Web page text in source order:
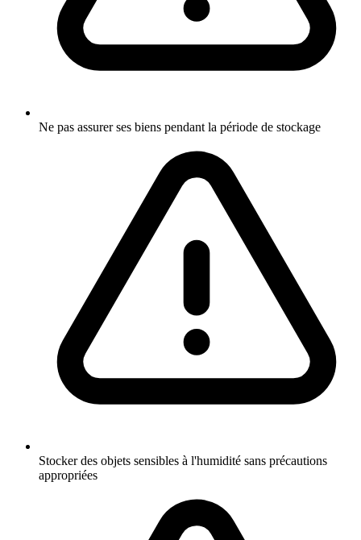
Ne pas assurer ses biens pendant la période de stockage
Stocker des objets sensibles à l'humidité sans précautions
appropriées